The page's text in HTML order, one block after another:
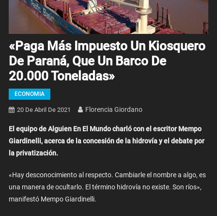
«Paga Más Impuesto Un Kiosquero
De Paraná, Que Un Barco De
20.000 Toneladas»
ECONOMIA
20 De Abril De 2021 Florencia Giordano
El equipo de Alguien En El Mundo charló con el escritor Mempo
Giardinelli, acerca de la concesión de la hidrovía y el debate por
la privatización.
«Hay desconocimiento al respecto. Cambiarle el nombre a algo, es
una manera de ocultarlo. El término hidrovía no existe. Son ríos»,
manifestó Mempo Giardinelli.